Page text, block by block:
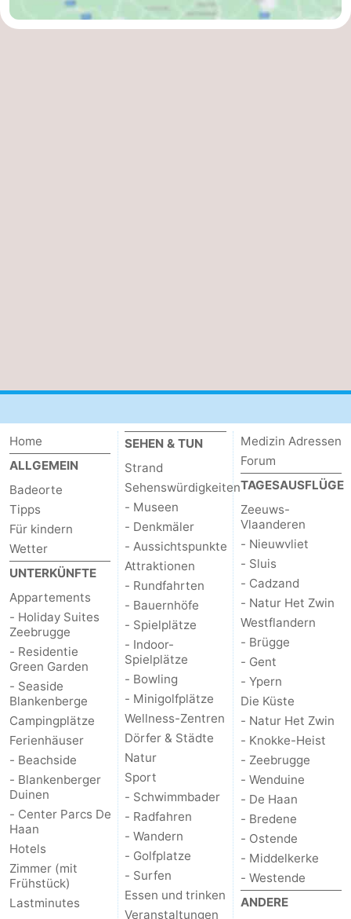
Home
ALLGEMEIN
Badeorte
Tipps
Für kindern
Wetter
UNTERKÜNFTE
Appartements
- Holiday Suites
Zeebrugge
- Residentie
Green Garden
- Seaside
Blankenberge
Campingplätze
Ferienhäuser
- Beachside
- Blankenberger
Duinen
- Center Parcs De
Haan
Hotels
Zimmer (mit
Frühstück)
Lastminutes
SEHEN & TUN
Strand
Sehenswürdigkeiten
- Museen
- Denkmäler
- Aussichtspunkte
Attraktionen
- Rundfahrten
- Bauernhöfe
- Spielplätze
- Indoor-
Spielplätze
- Bowling
- Minigolfplätze
Wellness-Zentren
Dörfer & Städte
Natur
Sport
- Schwimmbader
- Radfahren
- Wandern
- Golfplatze
- Surfen
Essen und trinken
Veranstaltungen
Medizin Adressen
Forum
TAGESAUSFLÜGE
Zeeuws-
Vlaanderen
- Nieuwvliet
- Sluis
- Cadzand
- Natur Het Zwin
Westflandern
- Brügge
- Gent
- Ypern
Die Küste
- Natur Het Zwin
- Knokke-Heist
- Zeebrugge
- Wenduine
- De Haan
- Bredene
- Ostende
- Middelkerke
- Westende
ANDERE